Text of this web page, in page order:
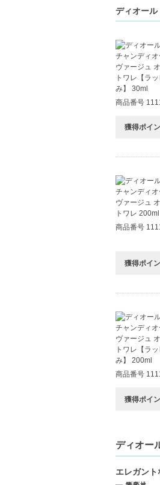
【商品の特
自然への賛
持続可能な
【こんな方
自分に正直
自然や環境
【JAN/
ディオー
商品番号
獲得ポイ
商品番号
獲得ポイ
商品番号
獲得ポイ
ディオー
エレガン